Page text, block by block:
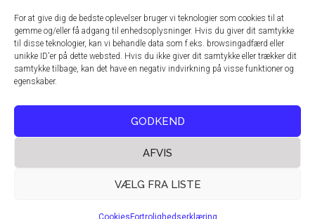
For at give dig de bedste oplevelser bruger vi teknologier som cookies til at
gemme og/eller få adgang til enhedsoplysninger. Hvis du giver dit samtykke
til disse teknologier, kan vi behandle data som f.eks. browsingadfærd eller
unikke ID'er på dette websted. Hvis du ikke giver dit samtykke eller trækker dit
samtykke tilbage, kan det have en negativ indvirkning på visse funktioner og
egenskaber.
GODKEND
AFVIS
VÆLG FRA LISTE
Cookies Fortrolighedserklæring
DK - 2600 Glostrup
www.techmedia.dk
Telefon: +45 43 24 26 28
E-mail:info@techmedia.dk